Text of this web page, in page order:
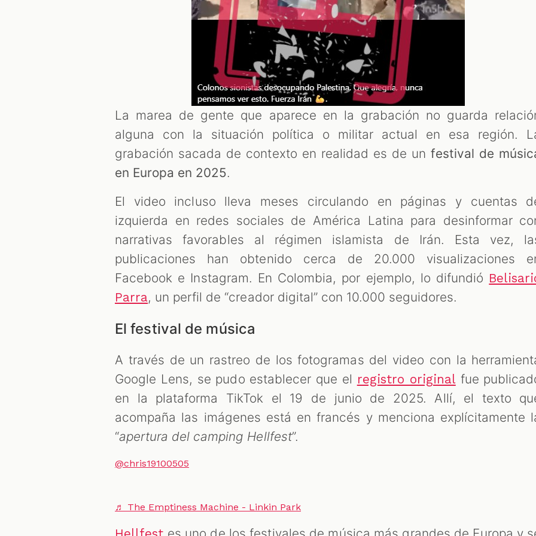
La marea de gente que aparece en la grabación no guarda
alguna con la situación política o militar actual en esa región.
grabación sacada de contexto en realidad es de unfestival de
en Europa en 2025.
El video incluso lleva meses circulando en páginas y cuentas
izquierda en redes sociales de América Latina para desinformar
narrativas favorables al régimen islamista de Irán. Esta vez,
publicaciones han obtenido cerca de 20.000 visualizaciones
Facebook e Instagram. En Colombia, por ejemplo, lo difundió
Parra, un perfil de “creador digital” con 10.000 seguidores.
El festival de música
A través de un rastreo de los fotogramas del video con la
Google Lens, se pudo establecer que el registro originalfue
en la plataforma TikTok el 19 de junio de 2025. Allí, el texto
acompaña las imágenes está en francés y menciona explícitamente
“apertura del camping Hellfest”.
@chris19100505
♬ The Emptiness Machine - Linkin Park